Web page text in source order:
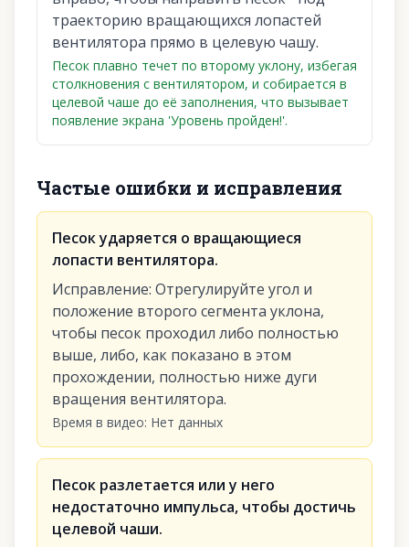
траекторию вращающихся лопастей
вентилятора прямо в целевую чашу.
Песок плавно течет по второму уклону, избегая
столкновения с вентилятором, и собирается в
целевой чаше до её заполнения, что вызывает
появление экрана 'Уровень пройден!'.
Частые ошибки и исправления
Песок ударяется о вращающиеся
лопасти вентилятора.
Исправление: Отрегулируйте угол и
положение второго сегмента уклона,
чтобы песок проходил либо полностью
выше, либо, как показано в этом
прохождении, полностью ниже дуги
вращения вентилятора.
Время в видео: Нет данных
Песок разлетается или у него
недостаточно импульса, чтобы достичь
целевой чаши.